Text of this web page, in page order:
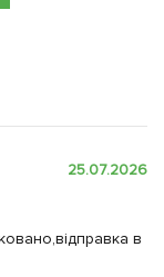
25.07.2026
в